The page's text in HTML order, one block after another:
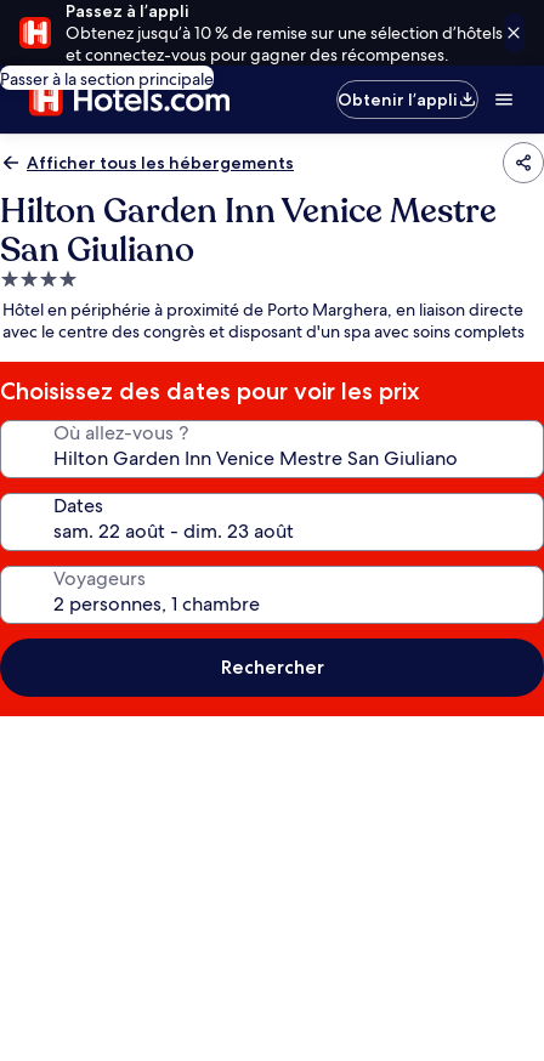
Passez à l’appli
Obtenez jusqu’à 10 % de remise sur une sélection d’hôtels
et connectez-vous pour gagner des récompenses.
Passer à la section principale
Obtenir l’appli
Afficher tous les hébergements
Hilton Garden Inn Venice Mestre
San Giuliano
Hébergement
4.0 étoiles
Hôtel en périphérie à proximité de Porto Marghera, en liaison directe
avec le centre des congrès et disposant d'un spa avec soins complets
Choisissez des dates pour voir les prix
Où allez-vous ?
Dates
Voyageurs
Rechercher